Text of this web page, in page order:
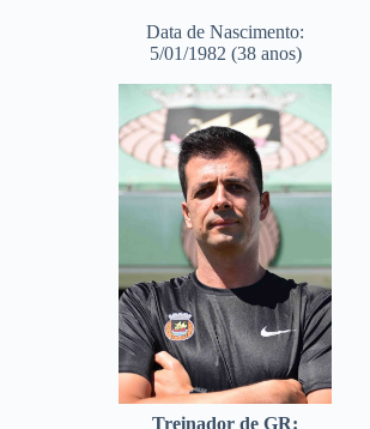
Data de Nascimento:
5/01/1982 (38 anos)
Treinador de GR: